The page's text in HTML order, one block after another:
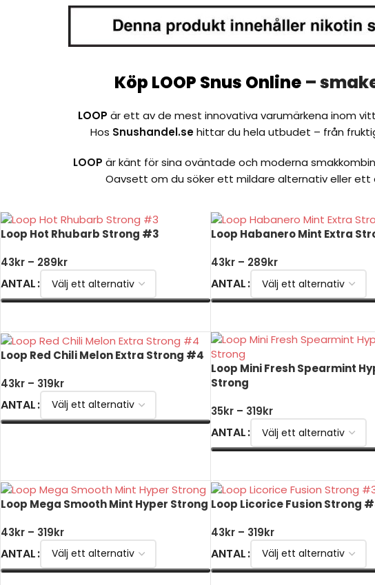
Köp LOOP Snus Online–
LOOP är ett av de mest innovativa varumärkena inom
Hos Snushandel.sehittar du hela utbudet – från
LOOP är känt för sina oväntade och moderna
Oavsett om du söker ett mildare alternativ eller
Loop Hot Rhubarb Strong #3
43kr – 289kr
ANTAL
Loop Habanero Mint Extra
43kr – 289kr
ANTAL
Loop Red Chili Melon Extra Strong #4
43kr – 319kr
ANTAL
Loop Mini Fresh Spearmint
Strong
35kr – 319kr
ANTAL
Loop Mega Smooth Mint Hyper Strong
43kr – 319kr
ANTAL
Loop Licorice Fusion Strong
43kr – 319kr
ANTAL